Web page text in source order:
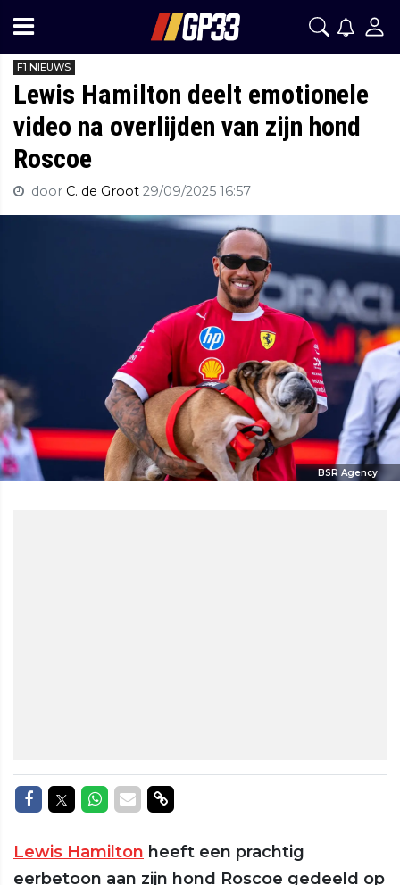
F1 NIEUWS
Lewis Hamilton deelt emotionele
video na overlijden van zijn hond
Roscoe
door C. de Groot 29/09/2025 16:57
BSR Agency
Delen op Facebook
Delen op Twitter
Delen op Whatsapp
Delen via Mail
Delen via link
Lewis Hamilton heeft een prachtig
eerbetoon aan zijn hond Roscoe gedeeld op